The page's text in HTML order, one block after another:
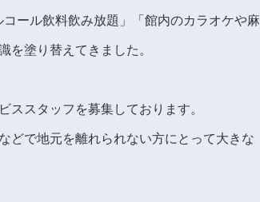
ール飲料飲み放題」「館内のカラオケや麻
塗り替えてきました。
スタッフを募集しております。
どで地元を離れられない方にとって大きな